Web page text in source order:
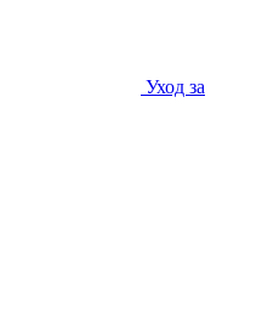
Уход за